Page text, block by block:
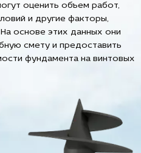
оценить объем работ,
и другие факторы,
основе этих данных они
смету и предоставить
фундамента на винтовых